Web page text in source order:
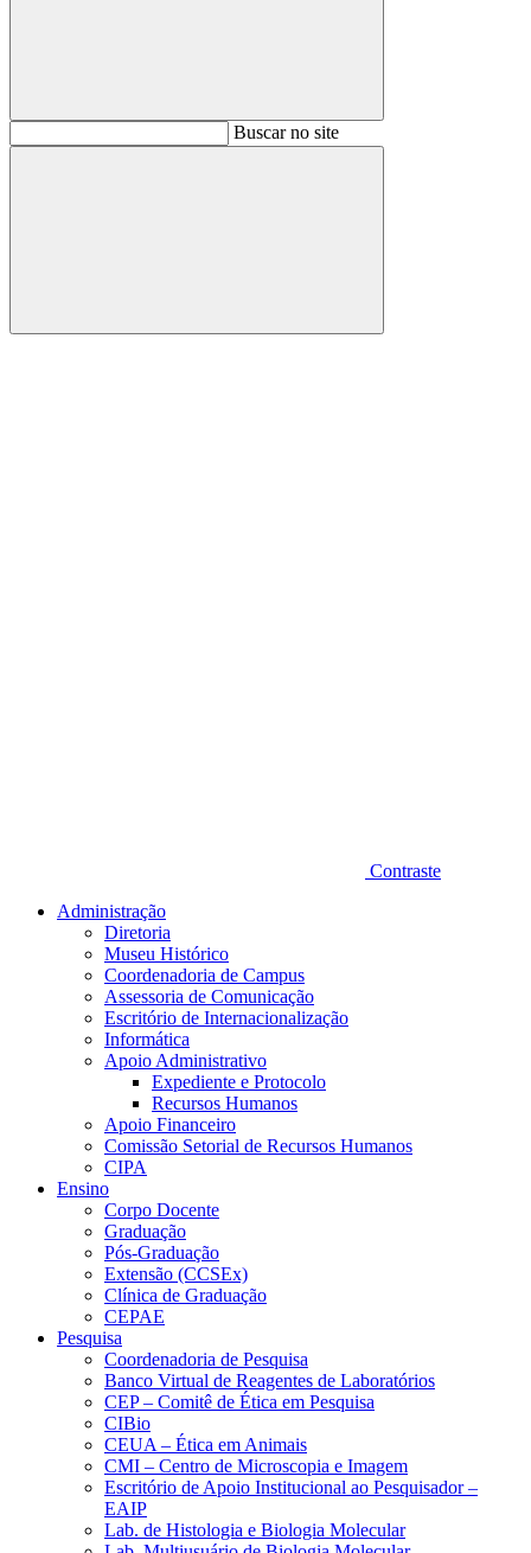
BuscarBuscar no site
Buscar
Contraste
Administração
Diretoria
Museu Histórico
Coordenadoria de Campus
Assessoria de Comunicação
Escritório de Internacionalização
Informática
Apoio Administrativo
Expediente e Protocolo
Recursos Humanos
Apoio Financeiro
Comissão Setorial de Recursos Humanos
CIPA
Ensino
Corpo Docente
Graduação
Pós-Graduação
Extensão (CCSEx)
Clínica de Graduação
CEPAE
Pesquisa
Coordenadoria de Pesquisa
Banco Virtual de Reagentes de Laboratórios
CEP – Comitê de Ética em Pesquisa
CIBio
CEUA – Ética em Animais
CMI – Centro de Microscopia e Imagem
Escritório de Apoio Institucional ao Pesquisador –
EAIP
Lab. de Histologia e Biologia Molecular